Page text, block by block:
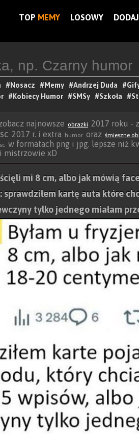
TOP MEMY LOSOWY DODAJ
#Nosacz #Memy #Andrzej Duda
#Kobiecy Humor #SMSy #Szkoła
najnowsze obrazki 2017 roku -
2017 r. i extra humor oraz śmieszne
w formatach png i jpg. lepsze niż
mistrzowie xD
mi 8 cm, albo jak mówią
kartę auta które
tylko jednego miałam